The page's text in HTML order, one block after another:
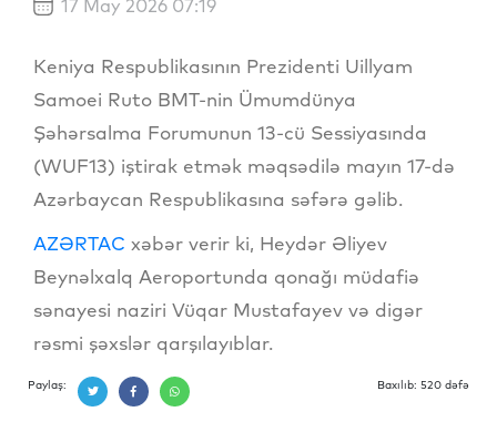
17 May 2026 07:19
Keniya Respublikasının Prezidenti Uillyam
Samoei Ruto BMT-nin Ümumdünya
Şəhərsalma Forumunun 13-cü Sessiyasında
(WUF13) iştirak etmək məqsədilə mayın 17-də
Azərbaycan Respublikasına səfərə gəlib.
AZƏRTAC xəbər verir ki, Heydər Əliyev
Beynəlxalq Aeroportunda qonağı müdafiə
sənayesi naziri Vüqar Mustafayev və digər
rəsmi şəxslər qarşılayıblar.
Paylaş: Baxılıb: 520 dəfə